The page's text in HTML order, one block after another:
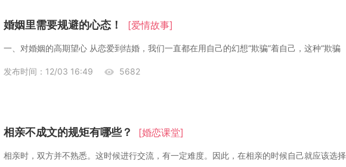
婚姻里需要规避的心态！ [爱情故事]
一、对婚姻的高期望心 从恋爱到结婚，我们一直都在用自己的幻想“欺骗”着自己，这种“欺骗
发布时间：12/03 16:49 5682
相亲不成文的规矩有哪些？ [婚恋课堂]